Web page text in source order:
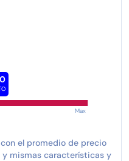
Max
el promedio de precio
mismas características y